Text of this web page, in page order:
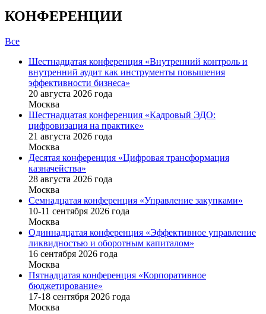
КОНФЕРЕНЦИИ
Все
Шестнадцатая конференция «Внутренний контроль и
внутренний аудит как инструменты повышения
эффективности бизнеса»
20 августа 2026 года
Москва
Шестнадцатая конференция «Кадровый ЭДО:
цифровизация на практике»
21 августа 2026 года
Москва
Десятая конференция «Цифровая трансформация
казначейства»
28 августа 2026 года
Москва
Семнадцатая конференция «Управление закупками»
10-11 сентября 2026 года
Москва
Одиннадцатая конференция «Эффективное управление
ликвидностью и оборотным капиталом»
16 cентября 2026 года
Москва
Пятнадцатая конференция «Корпоративное
бюджетирование»
17-18 сентября 2026 года
Москва